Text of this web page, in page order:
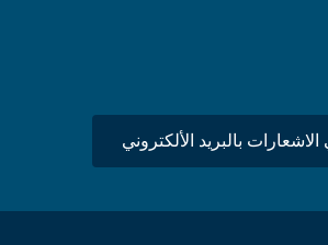
بالبريد الألكتروني